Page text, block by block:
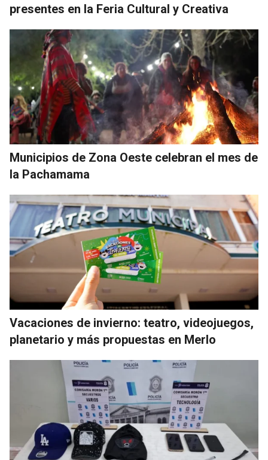
presentes en la Feria Cultural y Creativa
Municipios de Zona Oeste celebran el mes de
la Pachamama
Vacaciones de invierno: teatro, videojuegos,
planetario y más propuestas en Merlo